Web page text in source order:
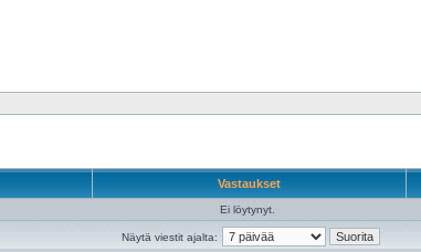
Vastaukset
Ei löytynyt.
Näytä viestit ajalta: